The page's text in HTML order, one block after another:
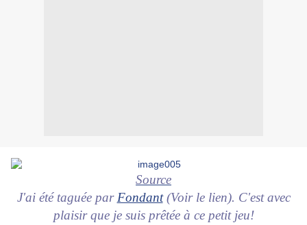
Source
J'ai été taguée par Fondant(Voir le lien). C'est avec
plaisir que je suis prêtée à ce petit jeu!